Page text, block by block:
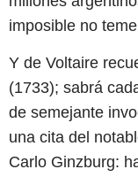
imposible no
Y de Voltaire
(1733); sabrá
de semejante
una cita del
Carlo Ginzburg: